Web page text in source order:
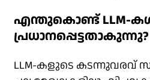
എന്തുകൊണ്ട് LLM-
പ്രധാനപ്പെട്ടതാകുന്നു?
LLM-കളുടെ കടന്നുവരവ്